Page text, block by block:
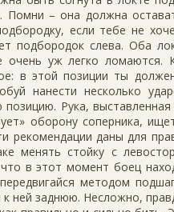
Помни – она должна
если тебе не
подбородок слева. Оба
очень уж легко ломаются.
в этой позиции ты
нанести несколько
позицию. Рука,
оборону соперника,
рекомендации даны для
менять стойку с
в этот момент боец
методом
ней заднюю. Несложно,